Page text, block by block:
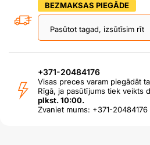
BEZMAKSAS PIEGĀDE
Pasūtot tagad, izsūtīsim rīt
+371-20484176
Visas preces varam piegādāt
Rīgā, ja pasūtījums tiek veikts
plkst. 10:00.
Zvaniet mums: +371-20484176